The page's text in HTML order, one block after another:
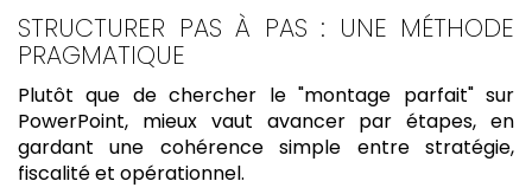
STRUCTURER PAS À PAS : UNE MÉTHODE
PRAGMATIQUE
Plutôt que de chercher le "montage parfait" sur
PowerPoint, mieux vaut avancer par étapes, en
gardant une cohérence simple entre stratégie,
fiscalité et opérationnel.